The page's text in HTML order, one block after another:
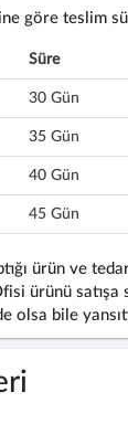
göre teslim
Süre
30 Gün
35 Gün
40 Gün
45 Gün
ürün ve
ürünü satışa
olsa bile